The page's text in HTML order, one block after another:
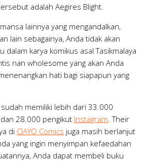
adalah Aegires Blight
lainnya yang mengandalkan,
lain sebagainya, Anda tidak akan
dalam karya komikus asal Tasikmalaya
nan wholesome yang akan Anda
hati bagi siapapun yang
sudah memiliki lebih dari 33.000
28.000 pengikut Instagram .Their
di CIAYO Comics juga masih berlanjut
yang ingin menyimpan kefaedahan
Anda dapat membeli buku